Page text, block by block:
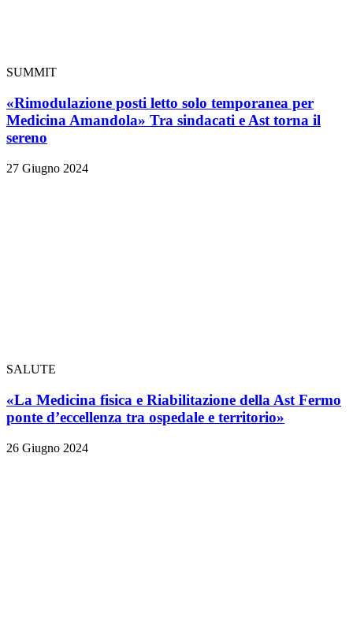
SUMMIT
«Rimodulazione posti letto solo temporanea per
Medicina Amandola» Tra sindacati e Ast torna il
sereno
27 Giugno 2024
SALUTE
«La Medicina fisica e Riabilitazione della Ast Fermo
ponte d’eccellenza tra ospedale e territorio»
26 Giugno 2024